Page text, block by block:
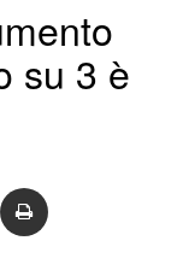
su 3 è